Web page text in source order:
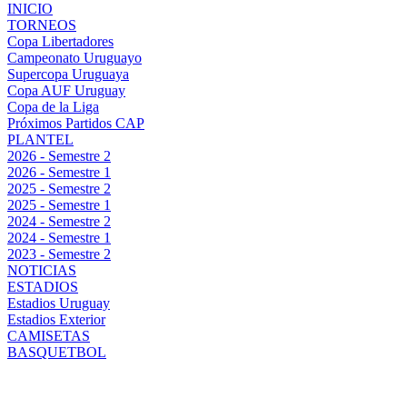
INICIO
TORNEOS
Copa Libertadores
Campeonato Uruguayo
Supercopa Uruguaya
Copa AUF Uruguay
Copa de la Liga
Próximos Partidos CAP
PLANTEL
2026 - Semestre 2
2026 - Semestre 1
2025 - Semestre 2
2025 - Semestre 1
2024 - Semestre 2
2024 - Semestre 1
2023 - Semestre 2
NOTICIAS
ESTADIOS
Estadios Uruguay
Estadios Exterior
CAMISETAS
BASQUETBOL